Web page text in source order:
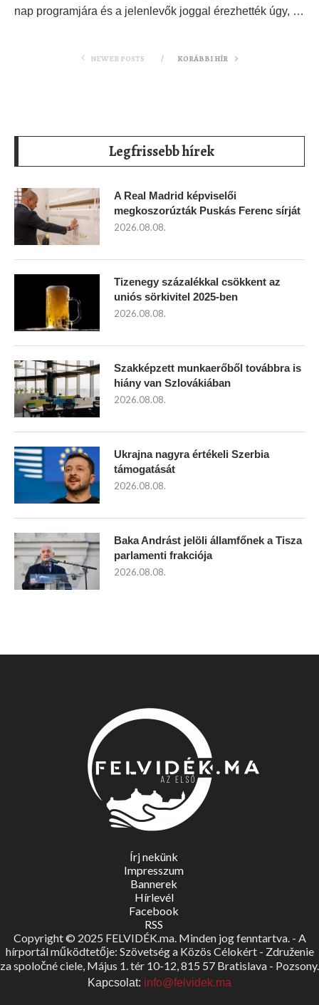
nap programjára és a jelenlevők joggal érezhették úgy, …
NEWER POSTS KORÁBBI HÍR
Legfrissebb hírek
A Real Madrid képviselői
megkoszorúzták Puskás Ferenc sírját
2026.08.08.
Tizenegy százalékkal csökkent az
uniós sörkivitel 2025-ben
2026.08.08.
Szakképzett munkaerőből továbbra is
hiány van Szlovákiában
2026.08.08.
Ukrajna nagyra értékeli Szerbia
támogatását
2026.08.08.
Baka Andrást jelöli államfőnek a Tisza
parlamenti frakciója
2026.08.08.
Írj nekünk
Impresszum
Bannerek
Hírlevél
Facebook
RSS
Copyright © 2025 FELVIDÉK.ma. Minden jog fenntartva. - A
hírportál működtetője: Szövetség a Közös Célokért - Združenie
za spoločné ciele, Május 1. tér 10-12, 815 57 Bratislava - Pozsony.
Kapcsolat: info@felvidek.ma